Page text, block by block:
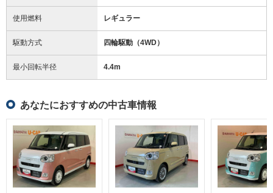
使用燃料 レギュラー
駆動方式 四輪駆動（4WD）
最小回転半径 4.4m
あなたにおすすめの中古車情報